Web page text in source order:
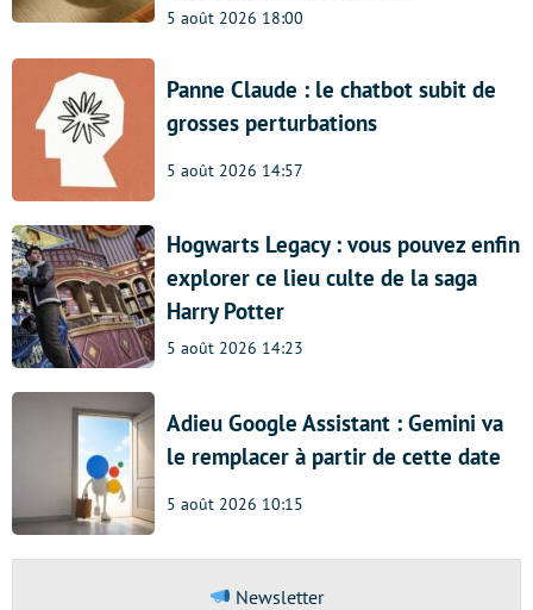
5 août 2026 18:00
Panne Claude : le chatbot subit de
grosses perturbations
5 août 2026 14:57
Hogwarts Legacy : vous pouvez enfin
explorer ce lieu culte de la saga
Harry Potter
5 août 2026 14:23
Adieu Google Assistant : Gemini va
le remplacer à partir de cette date
5 août 2026 10:15
Newsletter